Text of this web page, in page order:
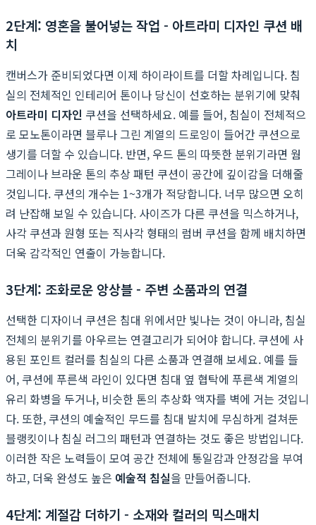
2단계: 영혼을 불어넣는 작업 - 아트라미 디자인 쿠션 배
치
캔버스가 준비되었다면 이제 하이라이트를 더할 차례입니다. 침
실의 전체적인 인테리어 톤이나 당신이 선호하는 분위기에 맞춰
아트라미 디자인 쿠션을 선택하세요. 예를 들어, 침실이 전체적으
로 모노톤이라면 블루나 그린 계열의 드로잉이 들어간 쿠션으로
생기를 더할 수 있습니다. 반면, 우드 톤의 따뜻한 분위기라면 웜
그레이나 브라운 톤의 추상 패턴 쿠션이 공간에 깊이감을 더해줄
것입니다. 쿠션의 개수는 1~3개가 적당합니다. 너무 많으면 오히
려 난잡해 보일 수 있습니다. 사이즈가 다른 쿠션을 믹스하거나,
사각 쿠션과 원형 또는 직사각 형태의 럼버 쿠션을 함께 배치하면
더욱 감각적인 연출이 가능합니다.
3단계: 조화로운 앙상블 - 주변 소품과의 연결
선택한 디자이너 쿠션은 침대 위에서만 빛나는 것이 아니라, 침실
전체의 분위기를 아우르는 연결고리가 되어야 합니다. 쿠션에 사
용된 포인트 컬러를 침실의 다른 소품과 연결해 보세요. 예를 들
어, 쿠션에 푸른색 라인이 있다면 침대 옆 협탁에 푸른색 계열의
유리 화병을 두거나, 비슷한 톤의 추상화 액자를 벽에 거는 것입니
다. 또한, 쿠션의 예술적인 무드를 침대 발치에 무심하게 걸쳐둔
블랭킷이나 침실 러그의 패턴과 연결하는 것도 좋은 방법입니다.
이러한 작은 노력들이 모여 공간 전체에 통일감과 안정감을 부여
하고, 더욱 완성도 높은 예술적 침실을 만들어줍니다.
4단계: 계절감 더하기 - 소재와 컬러의 믹스매치